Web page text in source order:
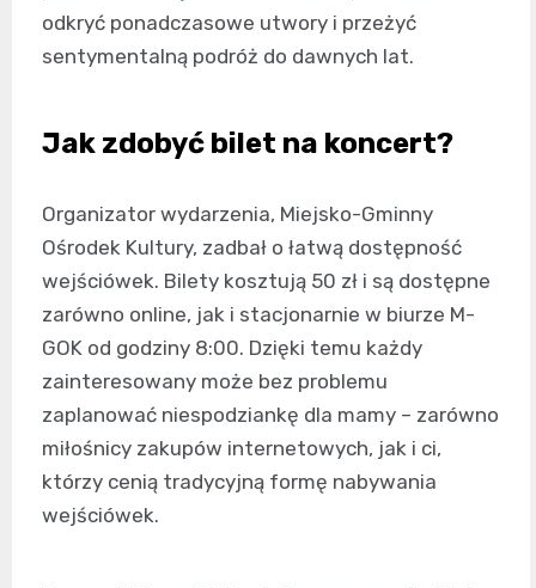
odkryć ponadczasowe utwory i przeżyć
sentymentalną podróż do dawnych lat.
Jak zdobyć bilet na koncert?
Organizator wydarzenia, Miejsko-Gminny
Ośrodek Kultury, zadbał o łatwą dostępność
wejściówek. Bilety kosztują 50 zł i są dostępne
zarówno online, jak i stacjonarnie w biurze M-
GOK od godziny 8:00. Dzięki temu każdy
zainteresowany może bez problemu
zaplanować niespodziankę dla mamy – zarówno
miłośnicy zakupów internetowych, jak i ci,
którzy cenią tradycyjną formę nabywania
wejściówek.